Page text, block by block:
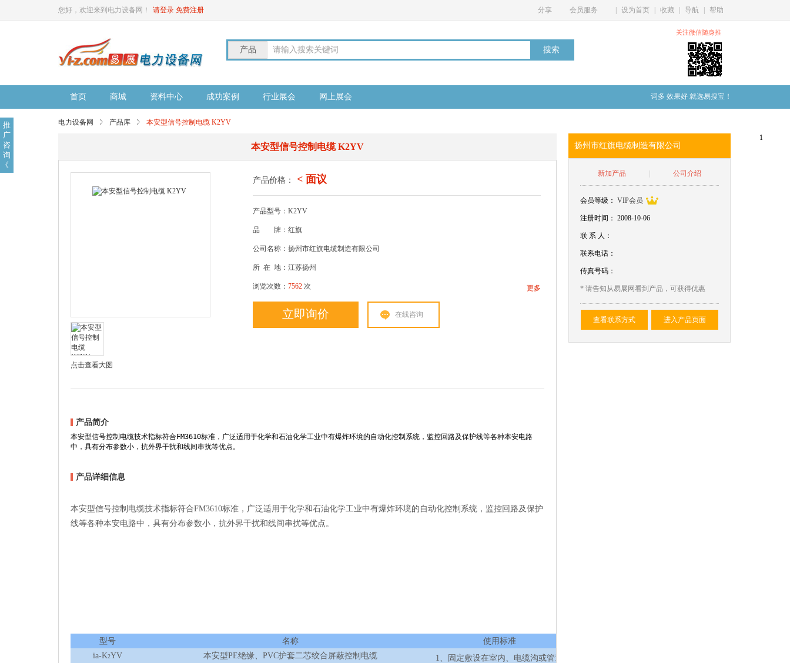
您好，欢迎来到电力设备网！ 请登录 免费注册 分享 会员服务 设为首页 收藏 导航 帮助
产品 请输入搜索关键词
关注微信随身推
首页 商城 资料中心 成功案例 行业展会 网上展会 词多 效果好 就选易搜宝！
电力设备网 产品库 本安型信号控制电缆 K2YV
本安型信号控制电缆 K2YV
点击查看大图
产品价格： < 面议
产品型号：K2YV
品 牌：红旗
公司名称：扬州市红旗电缆制造有限公司
所 在 地：江苏扬州
浏览次数： 7562 次 更多
立即询价 在线咨询
产品简介
本安型信号控制电缆技术指标符合FM3610标准，广泛适用于化学和石油化学工业中有爆炸环境的自动化控制系统，监控回路及保护线等各种本安电路
中，具有分布参数小，抗外界干扰和线间串扰等优点。
产品详细信息
本安型信号控制电缆技术指标符合FM3610标准，广泛适用于化学和石油化学工业中有爆炸环境的自动化控制系统，监控回路及保护
线等各种本安电路中，具有分布参数小，抗外界干扰和线间串扰等优点。
型号 名称
使用标准
ia-K2YV 本安型PE绝缘、PVC护套二芯绞合屏蔽控制电缆
1、固定敷设在室内、电缆沟或管道
扬州市红旗电缆制造有限公司
新加产品 公司介绍
会员等级：VIP会员
注册时间： 2008-10-06
联 系 人：
联系电话：
传真号码：
* 请告知从易展网看到产品，可获得优惠
查看联系方式 进入产品页面
推
广
咨
询
《
1